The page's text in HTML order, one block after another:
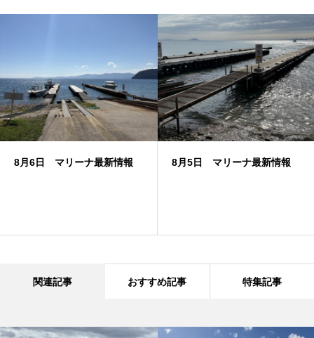
8月6日 マリーナ最新情報 8月5日 マリーナ最新情報
関連記事 おすすめ記事 特集記事